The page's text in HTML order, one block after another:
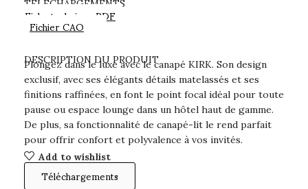
DESCRIPTION DU PRODUIT
Plongez dans le luxe avec le canapé KIRK. Son design
exclusif, avec ses élégants détails matelassés et ses
finitions raffinées, en font le point focal idéal pour toute
pause ou espace lounge dans un hôtel haut de gamme.
De plus, sa fonctionnalité de canapé-lit le rend parfait
pour offrir confort et polyvalence à vos invités.
Add to wishlist
Téléchargements
TÉLÉCHARGEMENTS
Fiche technique PDF
Fichier CAO